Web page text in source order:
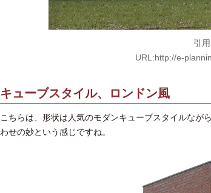
引
URL:http://e-
キューブスタイル、ロンドン風
こちらは、形状は人気のモダンキューブスタイルなが
わせの妙という感じですね。